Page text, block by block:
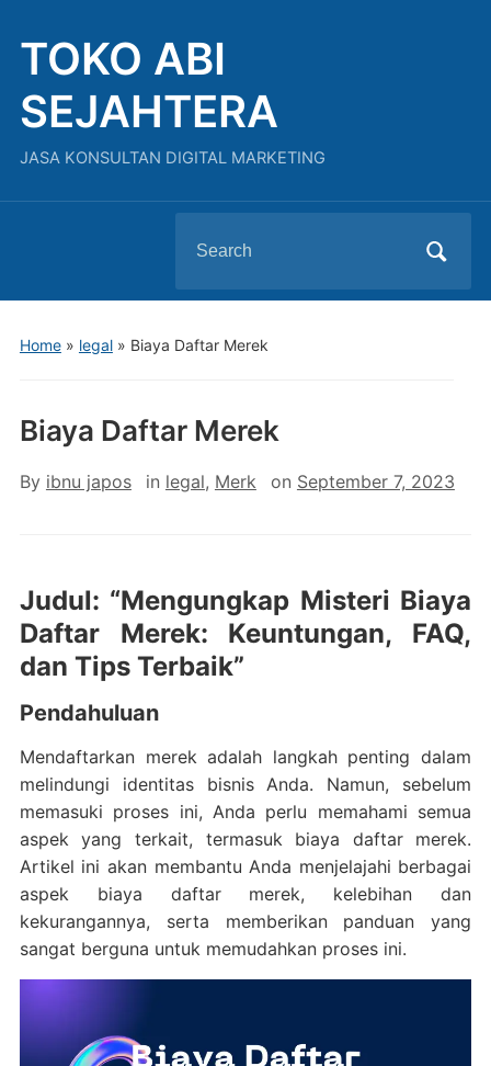
TOKO ABI
SEJAHTERA
JASA KONSULTAN DIGITAL MARKETING
for:
Home» legal» Biaya Daftar Merek
Biaya Daftar Merek
By ibnu japos in legal, Merk on September 7, 2023
Judul: “Mengungkap Misteri Biaya
Daftar Merek: Keuntungan, FAQ,
dan Tips Terbaik”
Pendahuluan
Mendaftarkan merek adalah langkah penting dalam
melindungi identitas bisnis Anda. Namun, sebelum
memasuki proses ini, Anda perlu memahami semua
aspek yang terkait, termasuk biaya daftar merek.
Artikel ini akan membantu Anda menjelajahi berbagai
aspek biaya daftar merek, kelebihan dan
kekurangannya, serta memberikan panduan yang
sangat berguna untuk memudahkan proses ini.